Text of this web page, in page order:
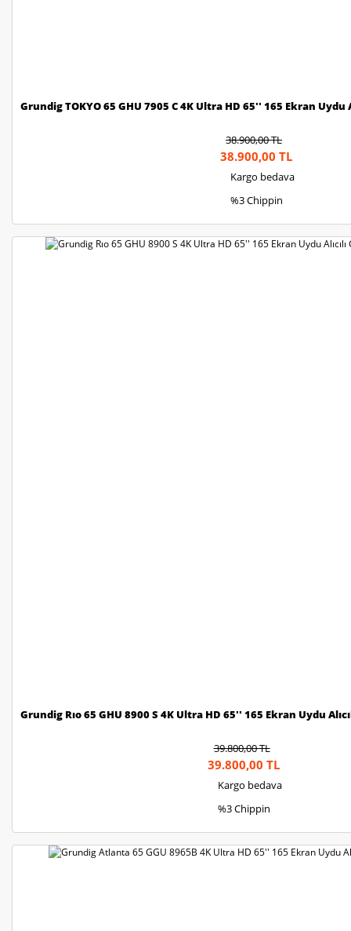
Grundig TOKYO 65 GHU 7905 C 4K Ultra HD 65'' 165 Ekran Uydu
38.900,00 TL
38.900,00 TL
Kargo bedava
%3 Chippin
Grundig Rıo 65 GHU 8900 S 4K Ultra HD 65'' 165 Ekran Uydu
39.800,00 TL
39.800,00 TL
Kargo bedava
%3 Chippin